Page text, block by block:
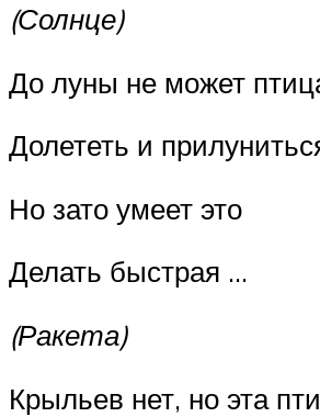
(Солнце)
До луны не может
Долететь и
Но зато умеет это
Делать быстрая …
(Ракета)
Крыльев нет, но эта